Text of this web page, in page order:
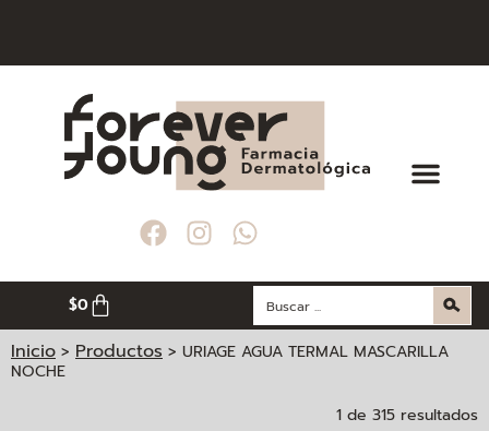
DE MEDELLÍN
MAYORES A $ 200. 000
DE MEDELLÍN
MAYORES A $ 200. 000
DE MEDELLÍN
MAYORES A $ 200. 000
$0
Inicio > Productos > URIAGE AGUA TERMAL MASCARILLA
NOCHE
1 de 315 resultados